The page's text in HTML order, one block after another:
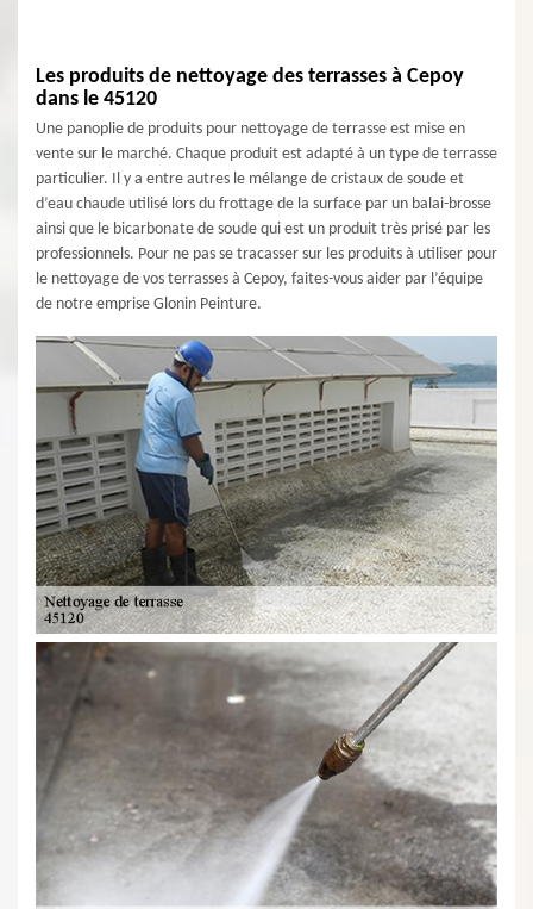
Les produits de nettoyage des terrasses à Cepoy
dans le 45120
Une panoplie de produits pour nettoyage de terrasse est mise en
vente sur le marché. Chaque produit est adapté à un type de terrasse
particulier. Il y a entre autres le mélange de cristaux de soude et
d’eau chaude utilisé lors du frottage de la surface par un balai-brosse
ainsi que le bicarbonate de soude qui est un produit très prisé par les
professionnels. Pour ne pas se tracasser sur les produits à utiliser pour
le nettoyage de vos terrasses à Cepoy, faites-vous aider par l’équipe
de notre emprise Glonin Peinture.